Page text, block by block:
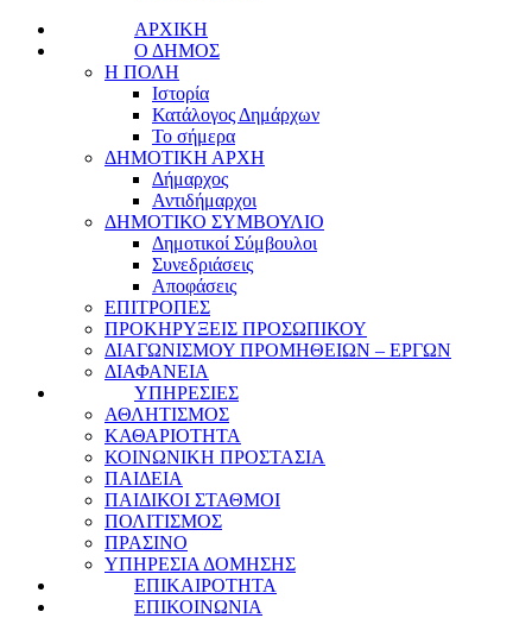
ΑΡΧΙΚΗ
Ο ΔΗΜΟΣ
Η ΠΟΛΗ
Ιστορία
Κατάλογος Δημάρχων
Το σήμερα
ΔΗΜΟΤΙΚΗ ΑΡΧΗ
Δήμαρχος
Αντιδήμαρχοι
ΔΗΜΟΤΙΚΟ ΣΥΜΒΟΥΛΙΟ
Δημοτικοί Σύμβουλοι
Συνεδριάσεις
Αποφάσεις
ΕΠΙΤΡΟΠΕΣ
ΠΡΟΚΗΡΥΞΕΙΣ ΠΡΟΣΩΠΙΚΟΥ
ΔΙΑΓΩΝΙΣΜΟΥ ΠΡΟΜΗΘΕΙΩΝ – ΕΡΓΩΝ
ΔΙΑΦΑΝΕΙΑ
ΥΠΗΡΕΣΙΕΣ
ΑΘΛΗΤΙΣΜΟΣ
ΚΑΘΑΡΙΟΤΗΤΑ
ΚΟΙΝΩΝΙΚΗ ΠΡΟΣΤΑΣΙΑ
ΠΑΙΔΕΙΑ
ΠΑΙΔΙΚΟΙ ΣΤΑΘΜΟΙ
ΠΟΛΙΤΙΣΜΟΣ
ΠΡΑΣΙΝΟ
ΥΠΗΡΕΣΙΑ ΔΟΜΗΣΗΣ
ΕΠΙΚΑΙΡΟΤΗΤΑ
ΕΠΙΚΟΙΝΩΝΙΑ